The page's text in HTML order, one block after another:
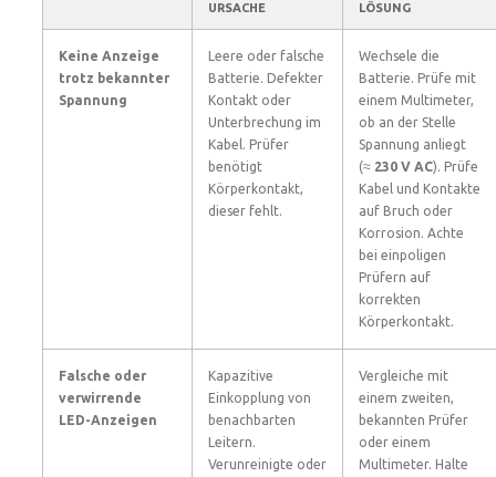
URSACHE
LÖSUNG
Keine Anzeige
trotz bekannter
Spannung
Leere oder falsche
Batterie. Defekter
Kontakt oder
Unterbrechung im
Kabel. Prüfer
benötigt
Körperkontakt,
dieser fehlt.
Wechsele die
Batterie. Prüfe mit
einem Multimeter,
ob an der Stelle
Spannung anliegt
(≈ 230 V AC). Prüfe
Kabel und Kontakte
auf Bruch oder
Korrosion. Achte
bei einpoligen
Prüfern auf
korrekten
Körperkontakt.
Falsche oder
verwirrende
LED-Anzeigen
Kapazitive
Einkopplung von
benachbarten
Leitern.
Verunreinigte oder
Vergleiche mit
einem zweiten,
bekannten Prüfer
oder einem
Multimeter. Halte